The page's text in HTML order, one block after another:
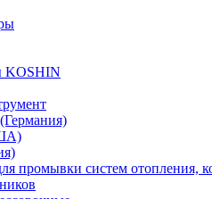
KOSHIN
промывки систем отопления,